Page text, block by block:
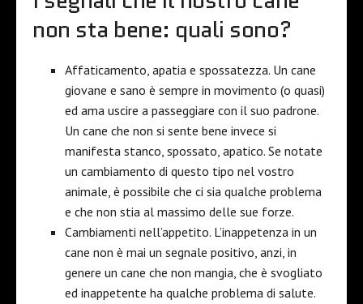
non sta bene: quali sono?
Affaticamento, apatia e spossatezza. Un cane
giovane e sano è sempre in movimento (o quasi)
ed ama uscire a passeggiare con il suo padrone.
Un cane che non si sente bene invece si
manifesta stanco, spossato, apatico. Se notate
un cambiamento di questo tipo nel vostro
animale, è possibile che ci sia qualche problema
e che non stia al massimo delle sue forze.
Cambiamenti nell’appetito. L’inappetenza in un
cane non è mai un segnale positivo, anzi, in
genere un cane che non mangia, che è svogliato
ed inappetente ha qualche problema di salute.